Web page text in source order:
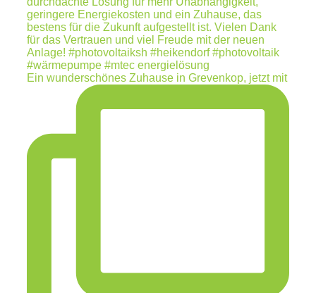
Ein wunderschönes Zuhause in Grevenkop, jetzt mit